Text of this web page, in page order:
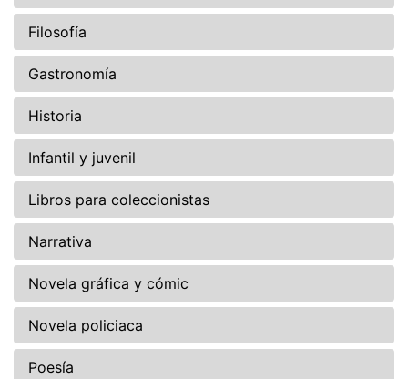
Filosofía
Gastronomía
Historia
Infantil y juvenil
Libros para coleccionistas
Narrativa
Novela gráfica y cómic
Novela policiaca
Poesía